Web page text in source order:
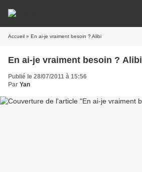
Accueil » En ai-je vraiment besoin ? Alibi
En ai-je vraiment besoin ? Alibi
Publié le 28/07/2011 à 15:56
Par Yan